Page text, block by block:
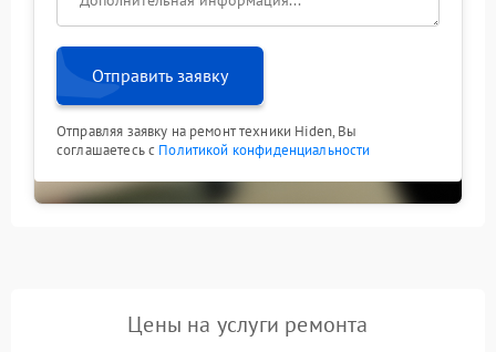
логику взаимодействия устройств. Обратитесь в
восстановят обмен данными.
Отправить заявку
Отправляя заявку на ремонт техники Hiden, Вы
соглашаетесь с Политикой конфиденциальности
Цены на услуги ремонта